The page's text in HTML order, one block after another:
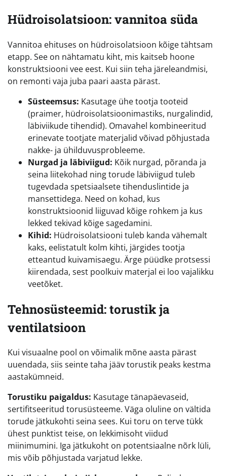
Hüdroisolatsioon: vannitoa süda
Vannitoa ehituses on hüdroisolatsioon kõige tähtsam
etapp. See on nähtamatu kiht, mis kaitseb hoone
konstruktsiooni vee eest. Kui siin teha järeleandmisi,
on remonti vaja juba paari aasta pärast.
Süsteemsus: Kasutage ühe tootja tooteid
(praimer, hüdroisolatsioonimastiks, nurgalindid,
läbiviikude tihendid). Omavahel kombineeritud
erinevate tootjate materjalid võivad põhjustada
nakke- ja ühilduvusprobleeme.
Nurgad ja läbiviigud: Kõik nurgad, põranda ja
seina liitekohad ning torude läbiviigud tuleb
tugevdada spetsiaalsete tihenduslintide ja
mansettidega. Need on kohad, kus
konstruktsioonid liiguvad kõige rohkem ja kus
lekked tekivad kõige sagedamini.
Kihid: Hüdroisolatsiooni tuleb kanda vähemalt
kaks, eelistatult kolm kihti, järgides tootja
etteantud kuivamisaegu. Ärge püüdke protsessi
kiirendada, sest poolkuiv materjal ei loo vajalikku
veetõket.
Tehnosüsteemid: torustik ja
ventilatsioon
Kui visuaalne pool on võimalik mõne aasta pärast
uuendada, siis seinte taha jääv torustik peaks kestma
aastakümneid.
Torustiku paigaldus: Kasutage tänapäevaseid,
sertifitseeritud torusüsteeme. Väga oluline on vältida
torude jätkukohti seina sees. Kui toru on terve tükk
ühest punktist teise, on lekkimisoht viidud
miinimumini. Iga jätkukoht on potentsiaalne nõrk lüli,
mis võib põhjustada varjatud lekke.